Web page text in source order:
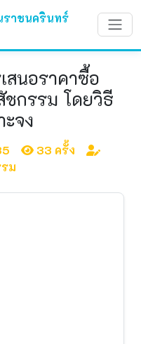
ราชนครินทร์
สนอราคาซื้อ
ชกรรม โดยวิธี
ะจง
33 ครั้ง
ม